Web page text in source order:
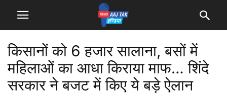
किसानों को 6 हजार सालाना, बसों में
महिलाओं का आधा किराया माफ… शिंदे
सरकार ने बजट में किए ये बड़े ऐलान